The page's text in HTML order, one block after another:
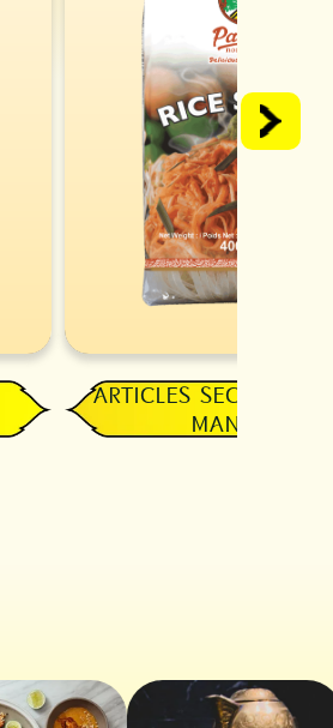
ARTICLES SECS DE
MANGER